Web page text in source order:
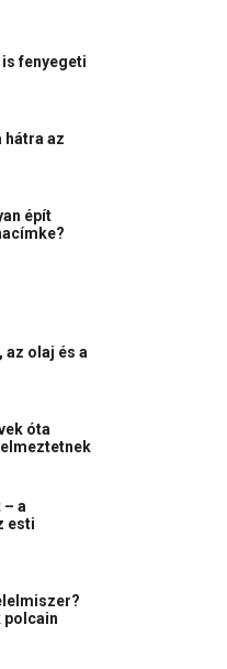
fenyegeti
hátra az
épít
az olaj és a
óta
a
esti
polcain